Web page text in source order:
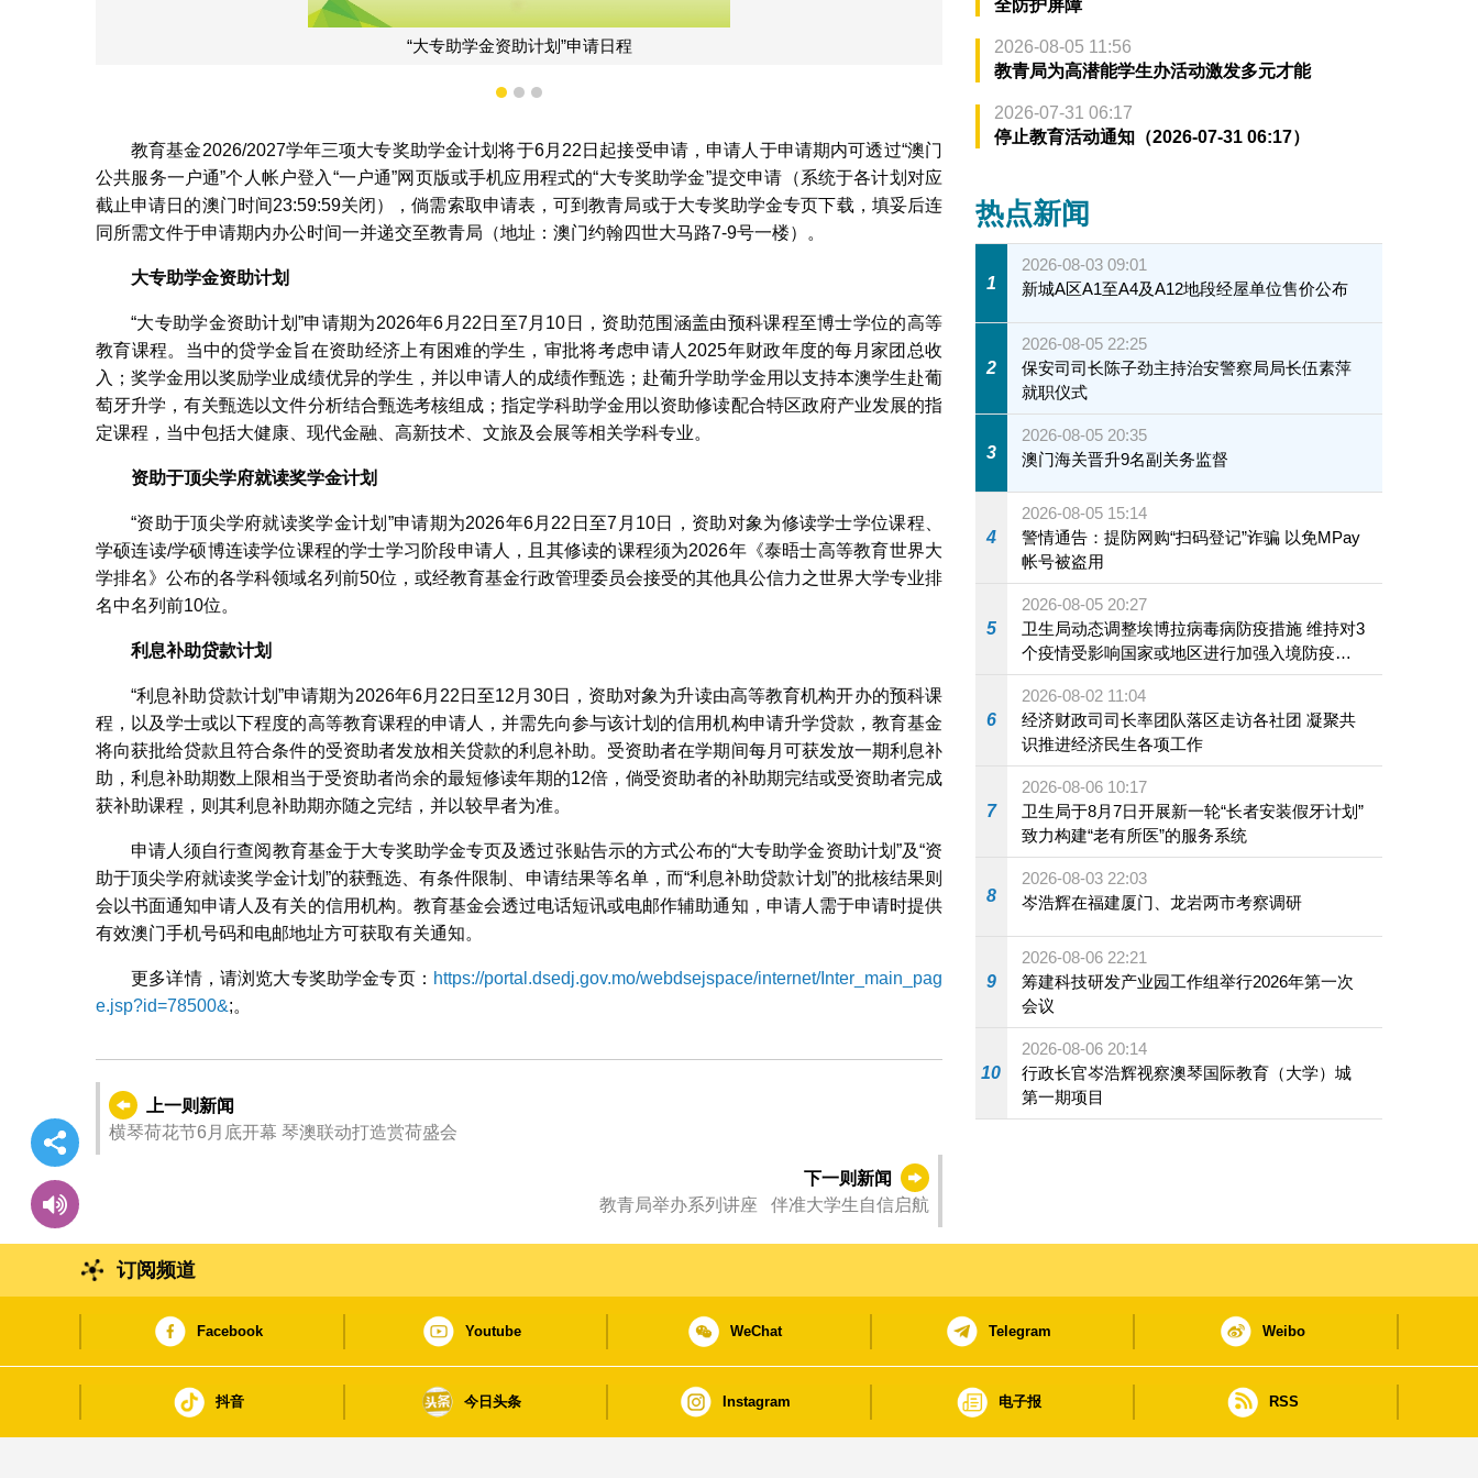
“资助于顶尖学府就读奖学金计划”申请日程
1 2 3
教育基金2026/2027学年三项大专奖助学金计划将于6月22日起接受申请，申请人于申请期内可透过“澳门
公共服务一户通”个人帐户登入“一户通”网页版或手机应用程式的“大专奖助学金”提交申请（系统于各计划对应
截止申请日的澳门时间23:59:59关闭），倘需索取申请表，可到教青局或于大专奖助学金专页下载，填妥后连
同所需文件于申请期内办公时间一并递交至教青局（地址：澳门约翰四世大马路7-9号一楼）。
大专助学金资助计划
“大专助学金资助计划”申请期为2026年6月22日至7月10日，资助范围涵盖由预科课程至博士学位的高等
教育课程。当中的贷学金旨在资助经济上有困难的学生，审批将考虑申请人2025年财政年度的每月家团总收
入；奖学金用以奖励学业成绩优异的学生，并以申请人的成绩作甄选；赴葡升学助学金用以支持本澳学生赴葡
萄牙升学，有关甄选以文件分析结合甄选考核组成；指定学科助学金用以资助修读配合特区政府产业发展的指
定课程，当中包括大健康、现代金融、高新技术、文旅及会展等相关学科专业。
资助于顶尖学府就读奖学金计划
“资助于顶尖学府就读奖学金计划”申请期为2026年6月22日至7月10日，资助对象为修读学士学位课程、
学硕连读/学硕博连读学位课程的学士学习阶段申请人，且其修读的课程须为2026年《泰晤士高等教育世界大
学排名》公布的各学科领域名列前50位，或经教育基金行政管理委员会接受的其他具公信力之世界大学专业排
名中名列前10位。
利息补助贷款计划
“利息补助贷款计划”申请期为2026年6月22日至12月30日，资助对象为升读由高等教育机构开办的预科课
程，以及学士或以下程度的高等教育课程的申请人，并需先向参与该计划的信用机构申请升学贷款，教育基金
将向获批给贷款且符合条件的受资助者发放相关贷款的利息补助。受资助者在学期间每月可获发放一期利息补
助，利息补助期数上限相当于受资助者尚余的最短修读年期的12倍，倘受资助者的补助期完结或受资助者完成
获补助课程，则其利息补助期亦随之完结，并以较早者为准。
申请人须自行查阅教育基金于大专奖助学金专页及透过张贴告示的方式公布的“大专助学金资助计划”及“资
助于顶尖学府就读奖学金计划”的获甄选、有条件限制、申请结果等名单，而“利息补助贷款计划”的批核结果则
会以书面通知申请人及有关的信用机构。教育基金会透过电话短讯或电邮作辅助通知，申请人需于申请时提供
有效澳门手机号码和电邮地址方可获取有关通知。
更多详情，请浏览大专奖助学金专页： https://portal.dsedj.gov.mo/webdsejspace/internet/Inter_main_pag
e.jsp?id=78500&;。
上一则新闻
横琴荷花节6月底开幕 琴澳联动打造赏荷盛会
下一则新闻
教青局举办系列讲座 伴准大学生自信启航
全防护屏障
2026-08-05 11:56
教青局为高潜能学生办活动激发多元才能
2026-07-31 06:17
停止教育活动通知（2026-07-31 06:17）
热点新闻
1
2026-08-03 09:01
新城A区A1至A4及A12地段经屋单位售价公布
2
2026-08-05 22:25
保安司司长陈子劲主持治安警察局局长伍素萍
就职仪式
3
2026-08-05 20:35
澳门海关晋升9名副关务监督
4
2026-08-05 15:14
警情通告：提防网购“扫码登记”诈骗 以免MPay
帐号被盗用
5
2026-08-05 20:27
卫生局动态调整埃博拉病毒病防疫措施 维持对3
个疫情受影响国家或地区进行加强入境防疫措
施
6
2026-08-02 11:04
经济财政司司长率团队落区走访各社团 凝聚共
识推进经济民生各项工作
7
2026-08-06 10:17
卫生局于8月7日开展新一轮“长者安装假牙计划”
致力构建“老有所医”的服务系统
8
2026-08-03 22:03
岑浩辉在福建厦门、龙岩两市考察调研
9
2026-08-06 22:21
筹建科技研发产业园工作组举行2026年第一次
会议
10
2026-08-06 20:14
行政长官岑浩辉视察澳琴国际教育（大学）城
第一期项目
订阅频道
Facebook Youtube WeChat Telegram Weibo
抖音 今日头条 Instagram 电子报 RSS